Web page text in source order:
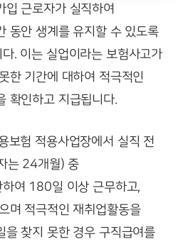
입 근로자가 실직하여
동안 생계를 유지할 수 있도록
. 이는 실업이라는 보험사고가
한 기간에 대하여 적극적인
확인하고 지급됩니다.
보험 적용사업장에서 실직 전
는 24개월) 중
여 180일 이상 근무하고,
며 적극적인 재취업활동을
을 찾지 못한 경우 구직급여를